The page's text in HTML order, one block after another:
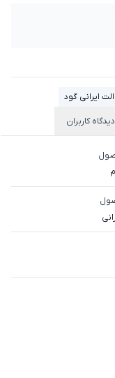
ایرانی گود
دیدگاه کاربران